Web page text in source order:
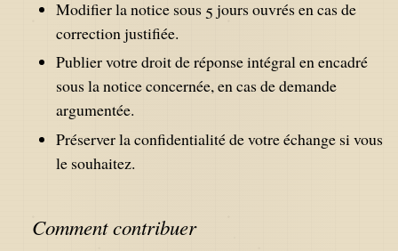
Modifier la notice sous 5 jours ouvrés en cas de
correction justifiée.
Publier votre droit de réponse intégral en encadré
sous la notice concernée, en cas de demande
argumentée.
Préserver la confidentialité de votre échange si vous
le souhaitez.
Comment contribuer